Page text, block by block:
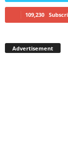
109,230
Advertisement